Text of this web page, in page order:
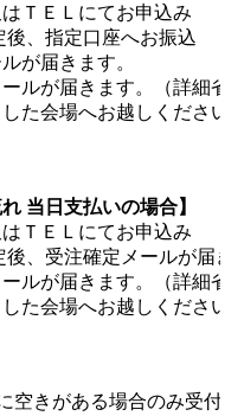
ＴＥＬにてお申込み
、指定口座へお振込
が届きます。
ルが届きます。（詳細省
た会場へお越しください
当日支払いの場合】
ＴＥＬにてお申込み
、受注確定メールが届き
ルが届きます。（詳細省
た会場へお越しください
きがある場合のみ受付